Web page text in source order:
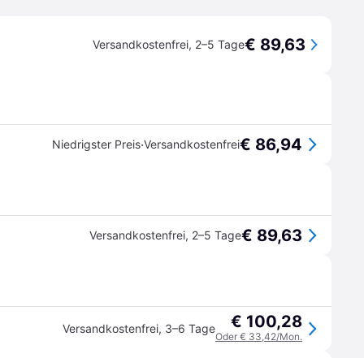
Versandkostenfrei, 2–5 Tage€ 89,63
Niedrigster Preis·Versandkostenfrei€ 86,94
Versandkostenfrei, 2–5 Tage€ 89,63
Versandkostenfrei, 3–6 Tage € 100,28
Oder € 33,42/Mon.